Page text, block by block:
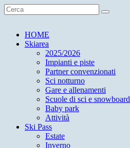
HOME
Skiarea
2025/2026
Impianti e piste
Partner convenzionati
Sci notturno
Gare e allenamenti
Scuole di sci e snowboard
Baby park
Attività
Ski Pass
Estate
Inverno